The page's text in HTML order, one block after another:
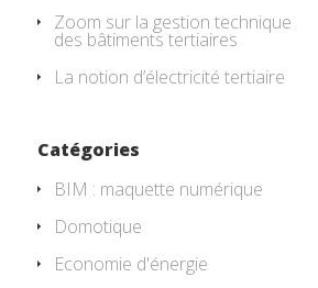
Zoom sur la gestion technique
des bâtiments tertiaires
La notion d’électricité tertiaire
Catégories
BIM : maquette numérique
Domotique
Economie d'énergie